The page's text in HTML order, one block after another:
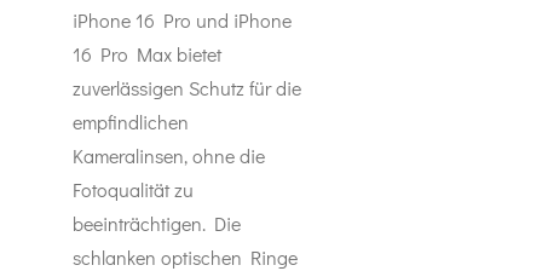
iPhone 16 Pro und iPhone
16 Pro Max bietet
zuverlässigen Schutz für die
empfindlichen
Kameralinsen, ohne die
Fotoqualität zu
beeinträchtigen. Die
schlanken optischen Ringe